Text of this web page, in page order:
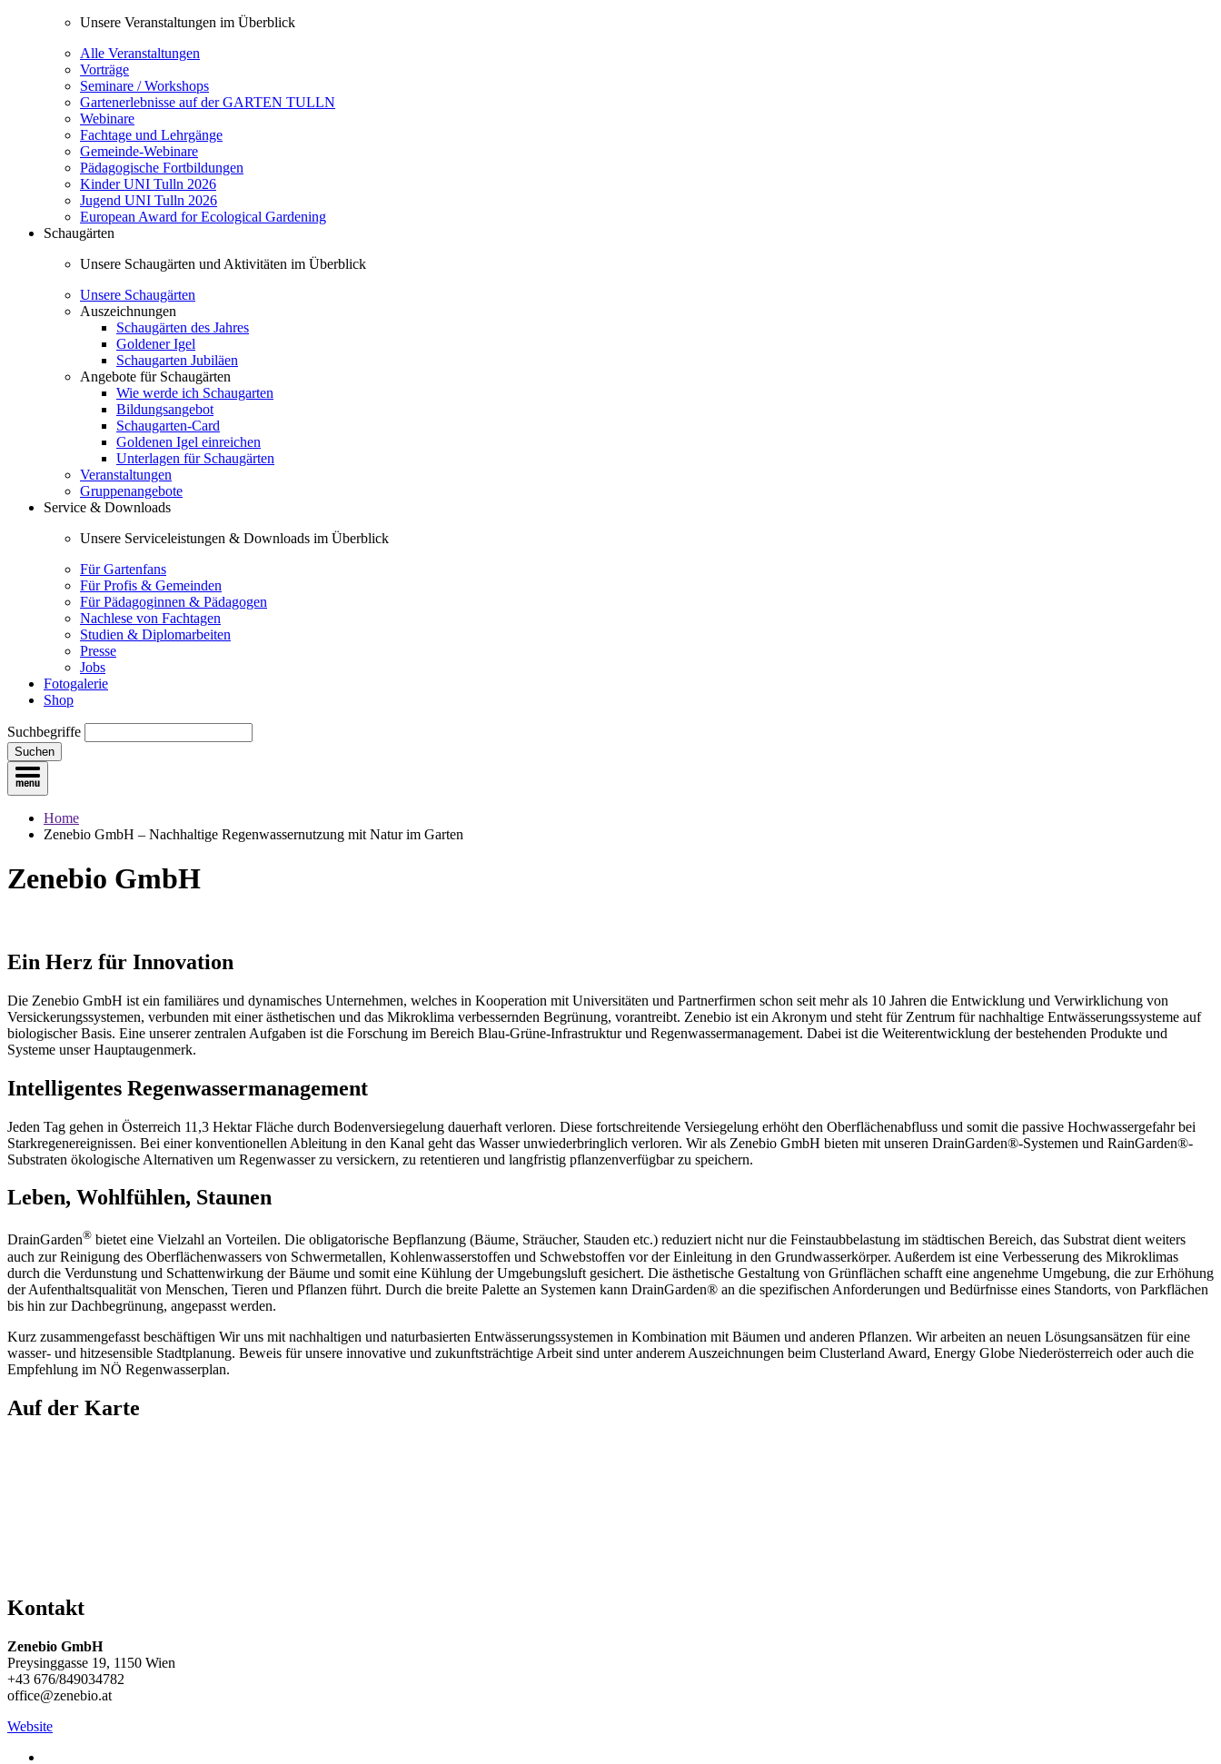
Unsere Veranstaltungen im Überblick
Alle Veranstaltungen
Vorträge
Seminare / Workshops
Gartenerlebnisse auf der GARTEN TULLN
Webinare
Fachtage und Lehrgänge
Gemeinde-Webinare
Pädagogische Fortbildungen
Kinder UNI Tulln 2026
Jugend UNI Tulln 2026
European Award for Ecological Gardening
Schaugärten
Unsere Schaugärten und Aktivitäten im Überblick
Unsere Schaugärten
Auszeichnungen
Schaugärten des Jahres
Goldener Igel
Schaugarten Jubiläen
Angebote für Schaugärten
Wie werde ich Schaugarten
Bildungsangebot
Schaugarten-Card
Goldenen Igel einreichen
Unterlagen für Schaugärten
Veranstaltungen
Gruppenangebote
Service & Downloads
Unsere Serviceleistungen & Downloads im Überblick
Für Gartenfans
Für Profis & Gemeinden
Für Pädagoginnen & Pädagogen
Nachlese von Fachtagen
Studien & Diplomarbeiten
Presse
Jobs
Fotogalerie
Shop
Suchbegriffe
Suchen
Home
Zenebio GmbH – Nachhaltige Regenwassernutzung mit Natur im Garten
Zenebio GmbH
Ein Herz für Innovation
Die Zenebio GmbH ist ein familiäres und dynamisches Unternehmen, welches in Kooperation mit Universitäten und Partnerfirmen schon seit mehr als 10 Jahren die Entwicklung und Verwirklichung von
Versickerungssystemen, verbunden mit einer ästhetischen und das Mikroklima verbessernden Begrünung, vorantreibt. Zenebio ist ein Akronym und steht für Zentrum für nachhaltige Entwässerungssysteme auf
biologischer Basis. Eine unserer zentralen Aufgaben ist die Forschung im Bereich Blau-Grüne-Infrastruktur und Regenwassermanagement. Dabei ist die Weiterentwicklung der bestehenden Produkte und
Systeme unser Hauptaugenmerk.
Intelligentes Regenwassermanagement
Jeden Tag gehen in Österreich 11,3 Hektar Fläche durch Bodenversiegelung dauerhaft verloren. Diese fortschreitende Versiegelung erhöht den Oberflächenabfluss und somit die passive Hochwassergefahr bei
Starkregenereignissen. Bei einer konventionellen Ableitung in den Kanal geht das Wasser unwiederbringlich verloren. Wir als Zenebio GmbH bieten mit unseren DrainGarden®-Systemen und RainGarden®-
Substraten ökologische Alternativen um Regenwasser zu versickern, zu retentieren und langfristig pflanzenverfügbar zu speichern.
Leben, Wohlfühlen, Staunen
DrainGarden® bietet eine Vielzahl an Vorteilen. Die obligatorische Bepflanzung (Bäume, Sträucher, Stauden etc.) reduziert nicht nur die Feinstaubbelastung im städtischen Bereich, das Substrat dient weiters
auch zur Reinigung des Oberflächenwassers von Schwermetallen, Kohlenwasserstoffen und Schwebstoffen vor der Einleitung in den Grundwasserkörper. Außerdem ist eine Verbesserung des Mikroklimas
durch die Verdunstung und Schattenwirkung der Bäume und somit eine Kühlung der Umgebungsluft gesichert. Die ästhetische Gestaltung von Grünflächen schafft eine angenehme Umgebung, die zur Erhöhung
der Aufenthaltsqualität von Menschen, Tieren und Pflanzen führt. Durch die breite Palette an Systemen kann DrainGarden® an die spezifischen Anforderungen und Bedürfnisse eines Standorts, von Parkflächen
bis hin zur Dachbegrünung, angepasst werden.
Kurz zusammengefasst beschäftigen Wir uns mit nachhaltigen und naturbasierten Entwässerungssystemen in Kombination mit Bäumen und anderen Pflanzen. Wir arbeiten an neuen Lösungsansätzen für eine
wasser- und hitzesensible Stadtplanung. Beweis für unsere innovative und zukunftsträchtige Arbeit sind unter anderem Auszeichnungen beim Clusterland Award, Energy Globe Niederösterreich oder auch die
Empfehlung im NÖ Regenwasserplan.
Auf der Karte
Kontakt
Zenebio GmbH
Preysinggasse 19, 1150 Wien
+43 676/849034782
office@zenebio.at
Website